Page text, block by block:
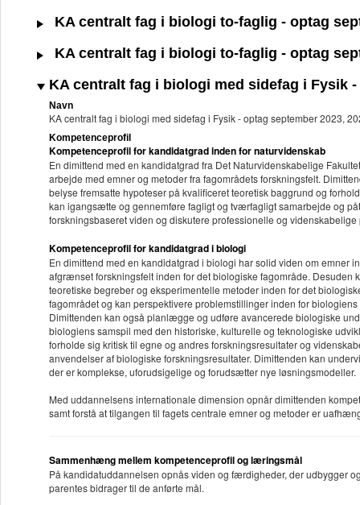
KA centralt fag i biologi to-faglig - optag
KA centralt fag i biologi to-faglig - optag
KA centralt fag i biologi med sidefag i Fysik
Navn
KA centralt fag i biologi med sidefag i Fysik - optag september 2023,
Kompetenceprofil
Kompetenceprofil for kandidatgrad inden for naturvidenskab
En dimittend med en kandidatgrad fra Det Naturvidenskabelige
arbejde med emner og metoder fra fagområdets forskningsfelt.
belyse fremsatte hypoteser på kvalificeret teoretisk baggrund og
kan igangsætte og gennemføre fagligt og tværfagligt samarbejde og
forskningsbaseret viden og diskutere professionelle og
Kompetenceprofil for kandidatgrad i biologi
En dimittend med en kandidatgrad i biologi har solid viden om emner
afgrænset forskningsfelt inden for det biologiske fagområde.
teoretiske begreber og eksperimentelle metoder inden for det
fagområdet og kan perspektivere problemstillinger inden for
Dimittenden kan også planlægge og udføre avancerede biologiske
biologiens samspil med den historiske, kulturelle og teknologiske
forholde sig kritisk til egne og andres forskningsresultater og
anvendelser af biologiske forskningsresultater. Dimittenden kan
der er komplekse, uforudsigelige og forudsætter nye løsningsmodeller.
Med uddannelsens internationale dimension opnår dimittenden
samt forstå at tilgangen til fagets centrale emner og metoder er
Sammenhæng mellem kompetenceprofil og læringsmål
På kandidatuddannelsen opnås viden og færdigheder, der udbygger
parentes bidrager til de anførte mål.